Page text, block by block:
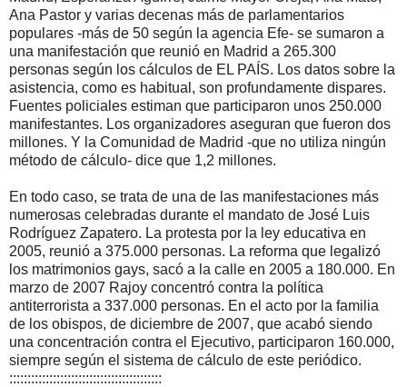
Ana Pastor y varias decenas más de parlamentarios
populares -más de 50 según la agencia Efe- se sumaron a
una manifestación que reunió en Madrid a 265.300
personas según los cálculos de EL PAÍS. Los datos sobre la
asistencia, como es habitual, son profundamente dispares.
Fuentes policiales estiman que participaron unos 250.000
manifestantes. Los organizadores aseguran que fueron dos
millones. Y la Comunidad de Madrid -que no utiliza ningún
método de cálculo- dice que 1,2 millones.
En todo caso, se trata de una de las manifestaciones más
numerosas celebradas durante el mandato de José Luis
Rodríguez Zapatero. La protesta por la ley educativa en
2005, reunió a 375.000 personas. La reforma que legalizó
los matrimonios gays, sacó a la calle en 2005 a 180.000. En
marzo de 2007 Rajoy concentró contra la política
antiterrorista a 337.000 personas. En el acto por la familia
de los obispos, de diciembre de 2007, que acabó siendo
una concentración contra el Ejecutivo, participaron 160.000,
siempre según el sistema de cálculo de este periódico.
::::::::::::::::::::::::::::::::::::::::::